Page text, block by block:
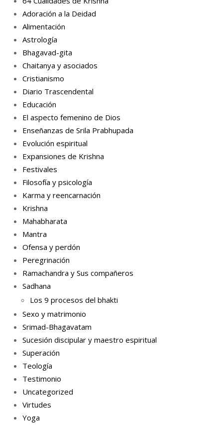
Adoración a la Deidad
Alimentación
Astrología
Bhagavad-gita
Chaitanya y asociados
Cristianismo
Diario Trascendental
Educación
El aspecto femenino de Dios
Enseñanzas de Srila Prabhupada
Evolución espiritual
Expansiones de Krishna
Festivales
Filosofía y psicología
Karma y reencarnación
Krishna
Mahabharata
Mantra
Ofensa y perdón
Peregrinación
Ramachandra y Sus compañeros
Sadhana
Los 9 procesos del bhakti
Sexo y matrimonio
Srimad-Bhagavatam
Sucesión discipular y maestro espiritual
Superación
Teología
Testimonio
Uncategorized
Virtudes
Yoga